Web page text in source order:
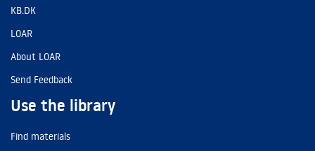
KB.DK
LOAR
About LOAR
Send Feedback
Use the library
Find materials